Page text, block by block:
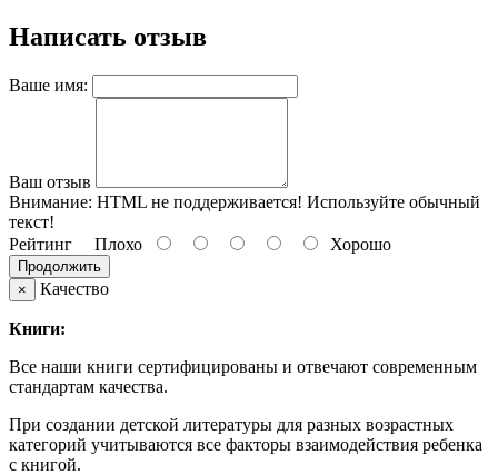
Написать отзыв
Ваше имя:
Ваш отзыв
Внимание: HTML не поддерживается! Используйте обычный
текст!
Рейтинг Плохо Хорошо
Продолжить
×
Качество
Книги:
Все наши книги сертифицированы и отвечают современным
стандартам качества.
При создании детской литературы для разных возрастных
категорий учитываются все факторы взаимодействия ребенка
с книгой.